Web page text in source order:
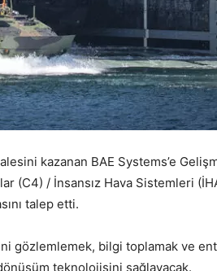
kazanan BAE Systems’e
(C4) / İnsansız Hava Sistemleri
talep etti.
gözlemlemek, bilgi toplamak ve
teknolojisini sağlayacak.